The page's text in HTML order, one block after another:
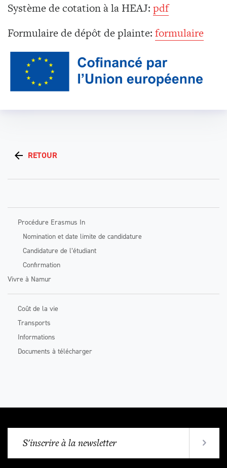
Système de cotation à la HEAJ: pdf
Formulaire de dépôt de plainte: formulaire
RETOUR
Procédure Erasmus In
Nomination et date limite de candidature
Candidature de l’étudiant
Confirmation
Vivre à Namur
Coût de la vie
Transports
Informations
Documents à télécharger